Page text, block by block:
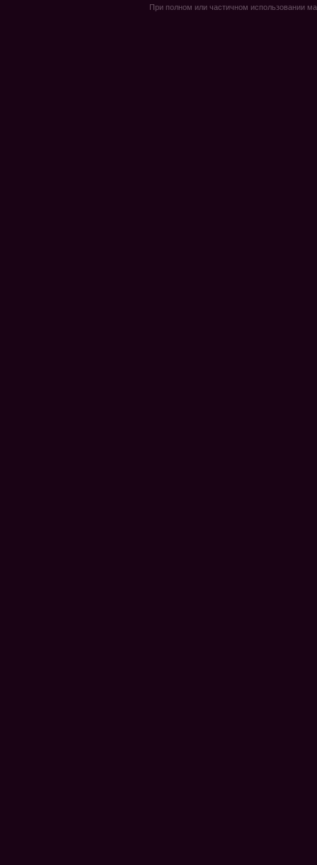
При полном или частичном использовании